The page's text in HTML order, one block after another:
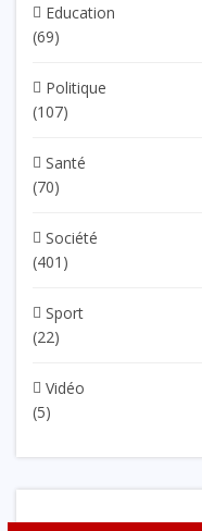
Education
(69)
Politique
(107)
Santé
(70)
Société
(401)
Sport
(22)
Vidéo
(5)